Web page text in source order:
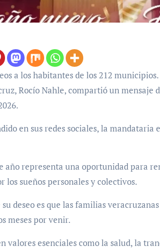
a los habitantes de los 212 municipios.
Rocío Nahle, compartió un
en sus redes sociales, la mandataria
año representa una oportunidad para
los sueños personales y colectivos.
deseo es que las familias
meses por venir.
valores esenciales como la salud, la